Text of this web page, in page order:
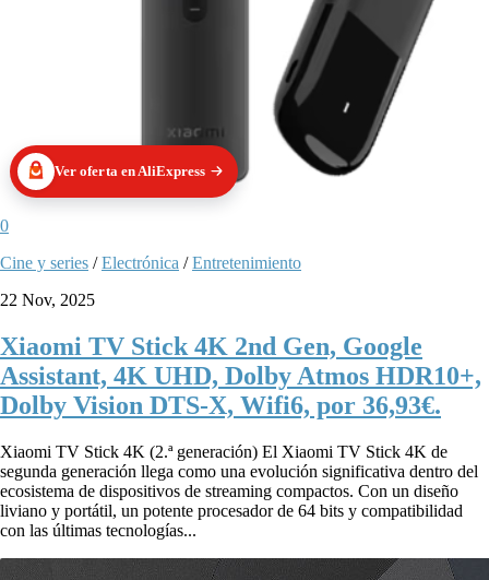
Ver oferta en AliExpress
0
Cine y series /Electrónica /Entretenimiento
22 Nov, 2025
Xiaomi TV Stick 4K 2nd Gen, Google
Assistant, 4K UHD, Dolby Atmos HDR10+,
Dolby Vision DTS-X, Wifi6, por 36,93€.
Xiaomi TV Stick 4K (2.ª generación) El Xiaomi TV Stick 4K de
segunda generación llega como una evolución significativa dentro del
ecosistema de dispositivos de streaming compactos. Con un diseño
liviano y portátil, un potente procesador de 64 bits y compatibilidad
con las últimas tecnologías...